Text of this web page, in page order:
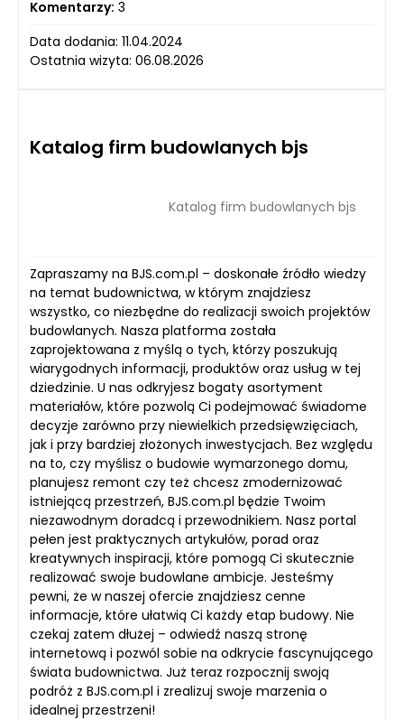
Komentarzy: 3
Data dodania: 11.04.2024
Ostatnia wizyta: 06.08.2026
Katalog firm budowlanych bjs
Katalog firm budowlanych bjs
Zapraszamy na BJS.com.pl – doskonałe źródło wiedzy
na temat budownictwa, w którym znajdziesz
wszystko, co niezbędne do realizacji swoich projektów
budowlanych. Nasza platforma została
zaprojektowana z myślą o tych, którzy poszukują
wiarygodnych informacji, produktów oraz usług w tej
dziedzinie. U nas odkryjesz bogaty asortyment
materiałów, które pozwolą Ci podejmować świadome
decyzje zarówno przy niewielkich przedsięwzięciach,
jak i przy bardziej złożonych inwestycjach. Bez względu
na to, czy myślisz o budowie wymarzonego domu,
planujesz remont czy też chcesz zmodernizować
istniejącą przestrzeń, BJS.com.pl będzie Twoim
niezawodnym doradcą i przewodnikiem. Nasz portal
pełen jest praktycznych artykułów, porad oraz
kreatywnych inspiracji, które pomogą Ci skutecznie
realizować swoje budowlane ambicje. Jesteśmy
pewni, że w naszej ofercie znajdziesz cenne
informacje, które ułatwią Ci każdy etap budowy. Nie
czekaj zatem dłużej – odwiedź naszą stronę
internetową i pozwól sobie na odkrycie fascynującego
świata budownictwa. Już teraz rozpocznij swoją
podróż z BJS.com.pl i zrealizuj swoje marzenia o
idealnej przestrzeni!